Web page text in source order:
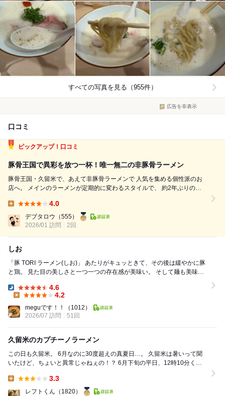
すべての写真を見る（955件）
広告を非表示
口コミ
ピックアップ！口コミ
豚骨王国で異彩を放つ一杯！唯一無二の非豚骨ラーメン
豚骨王国・久留米で、あえて非豚骨ラーメンで 人気を集める個性派のお
店へ。 メインのラーメンが定期的に変わるスタイルで、 約2年ぶりの再
隣のコインパーキングを 利用しました。 注文は、豚TORIチャーシュー麺
（1...
4.0
デブタロウ （555）
2026/01 訪問
2回
しお
「豚 TORI ラーメン(しお)」 あたりがキュッときて、その後は緩やかに豚
と鶏。 見た目の美しさと一つ一つの存在感が美味い。 そして麺も美味
Dinner:
4.6
4.2
meguです！！
（1012）
2026/07 訪問
51回
久留米のカプチーノラーメン
この日も久留米。 6月なのに30度超えの真夏日…。 久留米は暑いって聞
いたけど、ちょいと異常じゃねぇの！？ 6月下旬の平日、12時10分くら
3.3
レフトくん （1820）